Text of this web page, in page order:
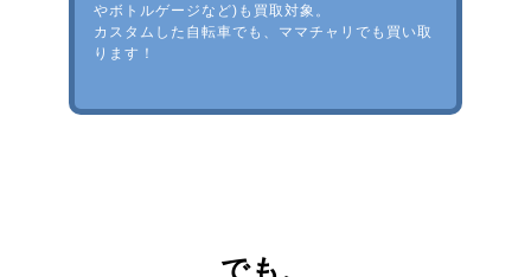
やボトルゲージなど)も買取対象。
カスタムした自転車でも、ママチャリでも買い取
ります！
でも、